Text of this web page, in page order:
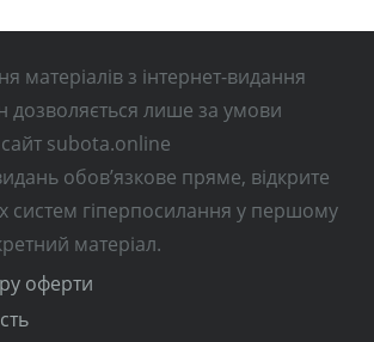
матеріалів з інтернет-видання
дозволяється лише за умови
subota.online
обов’язкове пряме, відкрите
систем гіперпосилання у першому
матеріал.
оферти